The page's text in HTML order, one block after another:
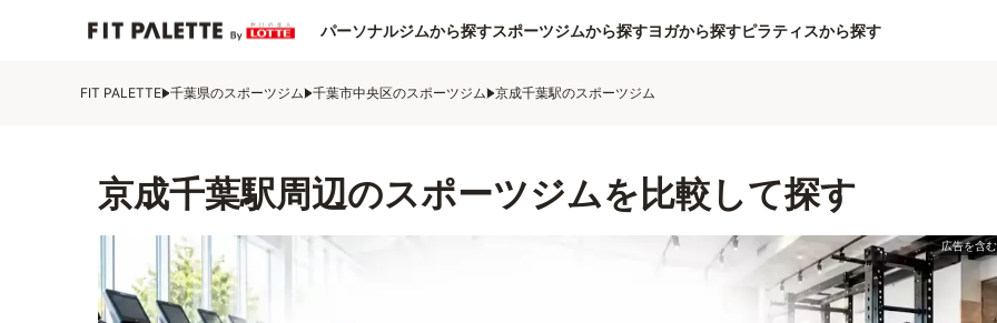
パーソナルジムから探すスポーツジムから探すヨガから探すピラティスから探す
FIT PALETTE 千葉県のスポーツジム 千葉市中央区のスポーツジム 京成千葉駅のスポーツジム
京成千葉駅周辺のスポーツジムを比較して探す